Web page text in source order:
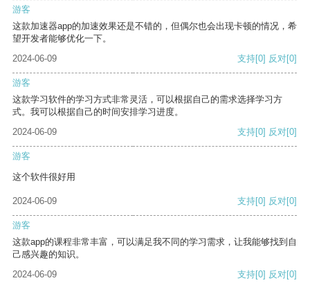
游客
这款加速器app的加速效果还是不错的，但偶尔也会出现卡顿的情况，希
望开发者能够优化一下。
2024-06-09
支持[0] 反对[0]
游客
这款学习软件的学习方式非常灵活，可以根据自己的需求选择学习方
式。我可以根据自己的时间安排学习进度。
2024-06-09
支持[0] 反对[0]
游客
这个软件很好用
2024-06-09 支持[0] 反对[0]
游客
这款app的课程非常丰富，可以满足我不同的学习需求，让我能够找到自
己感兴趣的知识。
2024-06-09
支持[0] 反对[0]